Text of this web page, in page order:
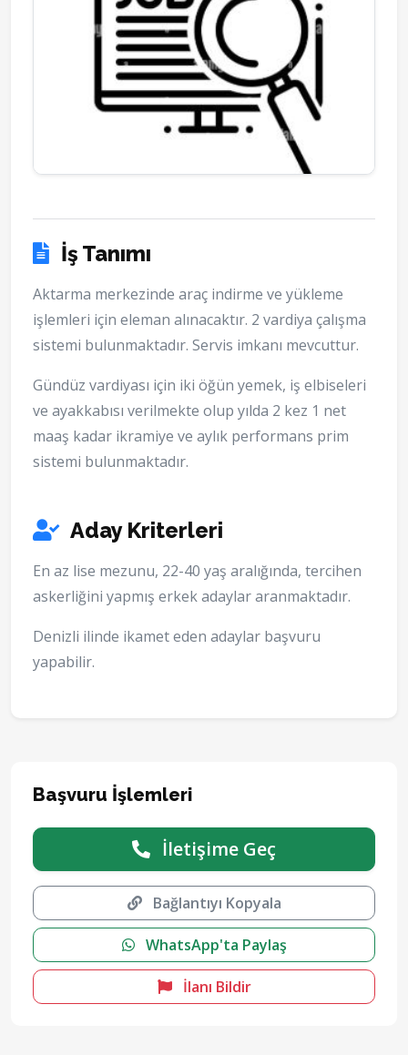
İş Tanımı
Aktarma merkezinde araç indirme ve yükleme
işlemleri için eleman alınacaktır. 2 vardiya çalışma
sistemi bulunmaktadır. Servis imkanı mevcuttur.
Gündüz vardiyası için iki öğün yemek, iş elbiseleri
ve ayakkabısı verilmekte olup yılda 2 kez 1 net
maaş kadar ikramiye ve aylık performans prim
sistemi bulunmaktadır.
Aday Kriterleri
En az lise mezunu, 22-40 yaş aralığında, tercihen
askerliğini yapmış erkek adaylar aranmaktadır.
Denizli ilinde ikamet eden adaylar başvuru
yapabilir.
Başvuru İşlemleri
İletişime Geç
Bağlantıyı Kopyala
WhatsApp'ta Paylaş
İlanı Bildir